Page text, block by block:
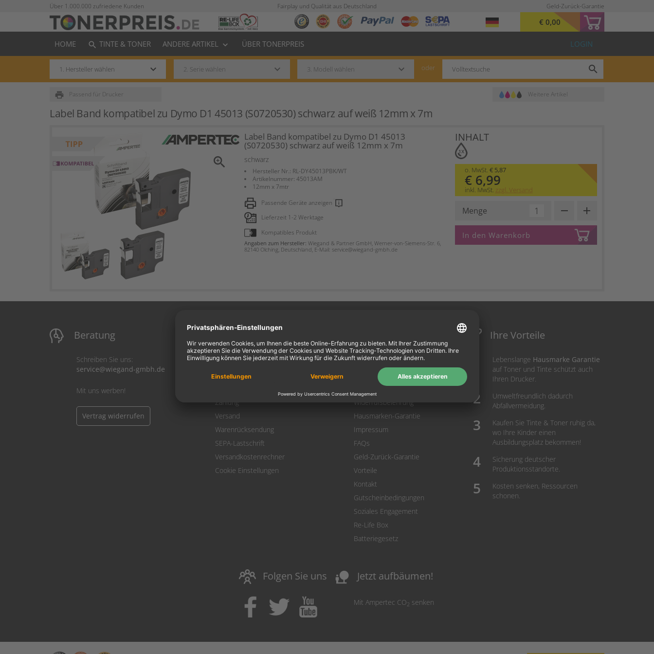
Über 1.000.000 zufriedene Kunden Fairplay und Qualität aus Deutschland Geld-Zurück-Garantie
€ 0,00
HOME search TINTE & TONER ANDERE ARTIKEL keyboard_arrow_down ÜBER TONERPREIS LOGIN
keyboard_arrow_down keyboard_arrow_down keyboard_arrow_down oder search
Passend für Drucker
print Weitere Artikel
Label Band kompatibel zu Dymo D1 45013 (S0720530) schwarz auf weiß 12mm x 7m
zoom_in
Label Band kompatibel zu Dymo D1 45013
(S0720530) schwarz auf weiß 12mm x 7m
schwarz
Hersteller Nr.: RL-DY45013PBK/WT
Artikelnummer: 45013AM
12mm x 7mtr
Passende Geräte anzeigen
Lieferzeit 1-2 Werktage
Kompatibles Produkt
Angaben zum Hersteller: Wiegand & Partner GmbH, Werner-von-Siemens-Str. 6,
82140 Olching, Deutschland, E-Mail: service@wiegand-gmbh.de
INHALT
1X
o. MwSt. € 5,87
€ 6,99
inkl. MwSt. zzgl. Versand
Menge remove add
In den Warenkorb
Beratung
Schreiben Sie uns:
service@wiegand-gmbh.de
Mit uns werben!
Vertrag widerrufen
Mein Konto
Login
Zahlung
Versand
Warenrücksendung
SEPA-Lastschrift
Versandkostenrechner
Cookie Einstellungen
Über uns
Datenschutz
Widerrufsbelehrung
Hausmarken-Garantie
Impressum
FAQs
Geld-Zurück-Garantie
Vorteile
Kontakt
Gutscheinbedingungen
Soziales Engagement
Re-Life Box
Batteriegesetz
Ihre Vorteile
Lebenslange Hausmarke Garantie
auf Toner und Tinte schützt auch
Ihren Drucker.
Umweltfreundlich dadurch
Abfallvermeidung.
Kaufen Sie Tinte & Toner ruhig da,
wo Ihre Kinder einen
Ausbildungsplatz bekommen!
Sicherung deutscher
Produktionsstandorte.
Kosten senken, Ressourcen
schonen.
Folgen Sie uns nature_people Jetzt aufbäumen!
Mit Ampertec CO2 senken